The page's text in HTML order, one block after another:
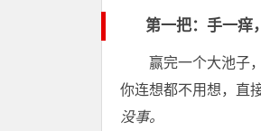
第一把：手一痒
赢完一个大池子
你连想都不用想，直
没事。